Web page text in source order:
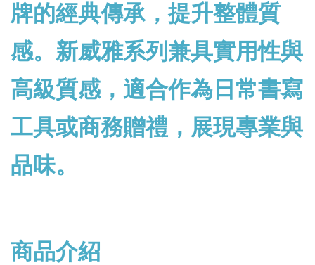
牌的經典傳承，提升整體質
感。新威雅系列兼具實用性與
高級質感，適合作為日常書寫
工具或商務贈禮，展現專業與
品味。
商品介紹